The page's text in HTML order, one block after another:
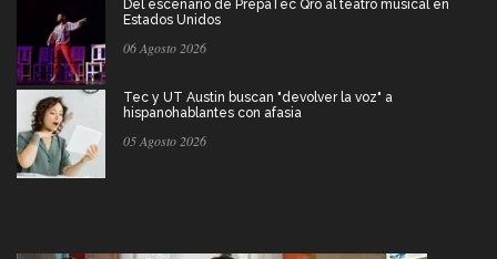
Del escenario de PrepaTec Qro al teatro musical en
Estados Unidos
06 Agosto 2026
Tec y UT Austin buscan "devolver la voz" a
hispanohablantes con afasia
05 Agosto 2026